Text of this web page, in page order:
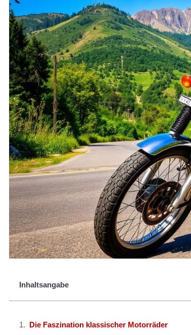
Inhaltsangabe
Die Faszination klassischer Motorräder